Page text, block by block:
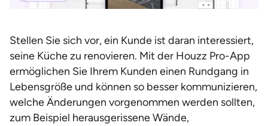
Stellen Sie sich vor, ein Kunde ist daran interessiert,
seine Küche zu renovieren. Mit der Houzz Pro-App
ermöglichen Sie Ihrem Kunden einen Rundgang in
Lebensgröße und können so besser kommunizieren,
welche Änderungen vorgenommen werden sollten,
zum Beispiel herausgerissene Wände,